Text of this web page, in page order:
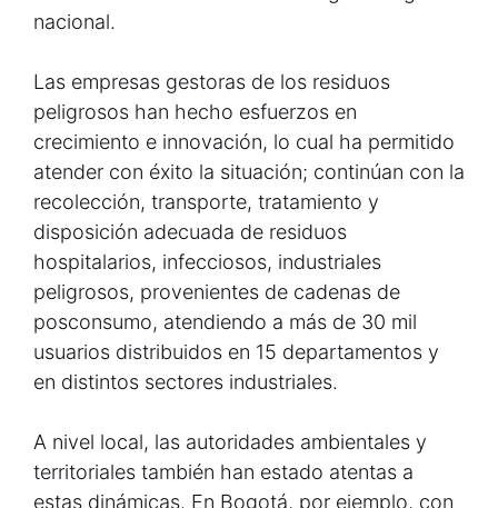
nacional.
Las empresas gestoras de los residuos
peligrosos han hecho esfuerzos en
crecimiento e innovación, lo cual ha permitido
atender con éxito la situación; continúan con la
recolección, transporte, tratamiento y
disposición adecuada de residuos
hospitalarios, infecciosos, industriales
peligrosos, provenientes de cadenas de
posconsumo, atendiendo a más de 30 mil
usuarios distribuidos en 15 departamentos y
en distintos sectores industriales.
A nivel local, las autoridades ambientales y
territoriales también han estado atentas a
estas dinámicas. En Bogotá, por ejemplo, con